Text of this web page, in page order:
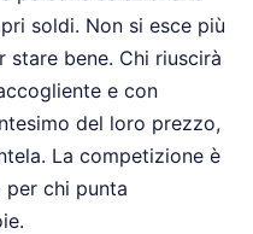
soldi. Non si esce più
stare bene. Chi riuscirà
e con
del loro prezzo,
La competizione è
per chi punta